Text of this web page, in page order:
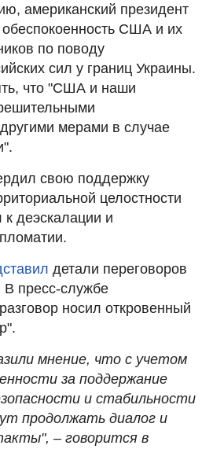
американский президент
США и их
по поводу
сил у границ Украины.
что "США и наши
мерами в случае
свою поддержку
целостности
деэскалации и
детали переговоров
пресс-службе
носил откровенный
мнение, что с учетом
за поддержание
и стабильности
продолжать диалог и
– говорится в